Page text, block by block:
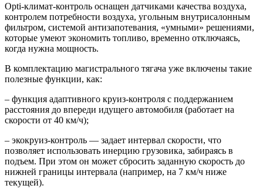
Opti-климат-контроль оснащен датчиками качества воздуха,
контролем потребности воздуха, угольным внутрисалонным
фильтром, системой антизапотевания, «умными» решениями,
которые умеют экономить топливо, временно отключаясь,
когда нужна мощность.
В комплектацию магистрального тягача уже включены такие
полезные функции, как:
– функция адаптивного круиз-контроля с поддержанием
расстояния до впереди идущего автомобиля (работает на
скорости от 40 км/ч);
– экокруиз-контроль — задает интервал скорости, что
позволяет использовать инерцию грузовика, забираясь в
подъем. При этом он может сбросить заданную скорость до
нижней границы интервала (например, на 7 км/ч ниже
текущей).